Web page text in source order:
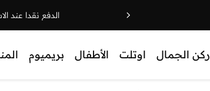
الدفع نقدا عند
ركن الجمال اوتلت الأطفال بريميوم